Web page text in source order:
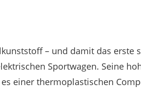
– und damit das erste
Sportwagen. Seine
einer thermoplastischen